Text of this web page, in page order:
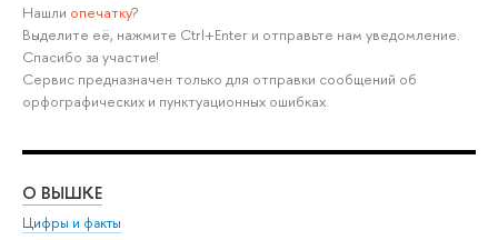
Нашли опечатку?
Выделите её, нажмите Ctrl+Enter и отправьте нам уведомление.
Спасибо за участие!
Сервис предназначен только для отправки сообщений об
орфографических и пунктуационных ошибках.
О ВЫШКЕ
Цифры и факты